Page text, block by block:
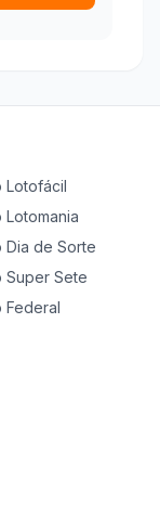
Lotofácil
Lotomania
Dia de Sorte
Super Sete
Federal